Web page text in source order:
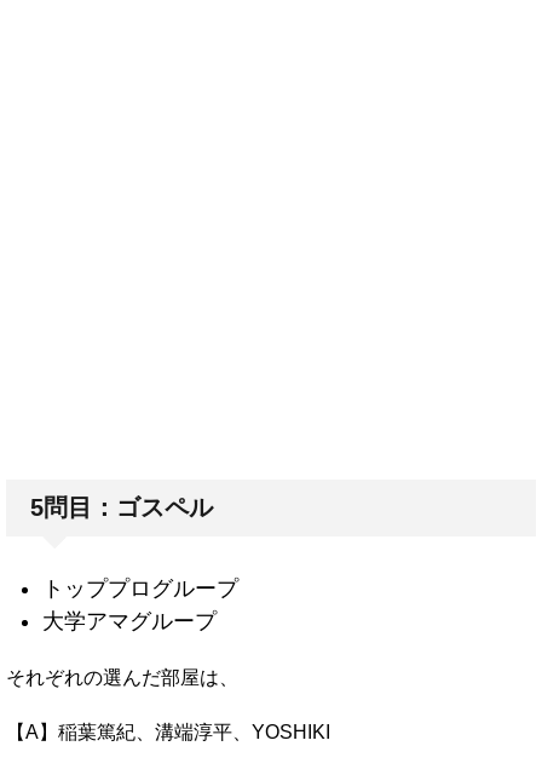
5問目：ゴスペル
トッププログループ
大学アマグループ
それぞれの選んだ部屋は、
【A】稲葉篤紀、溝端淳平、YOSHIKI